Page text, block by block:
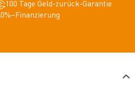
100 Tage Geld-zurück-Garantie
0%–Finanzierung